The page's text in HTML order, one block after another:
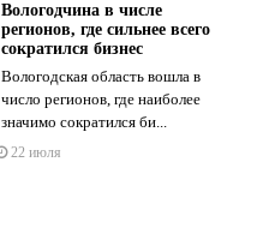
Вологодчина в числе
регионов, где сильнее всего
сократился бизнес
Вологодская область вошла в
число регионов, где наиболее
значимо сократился би...
22 июля